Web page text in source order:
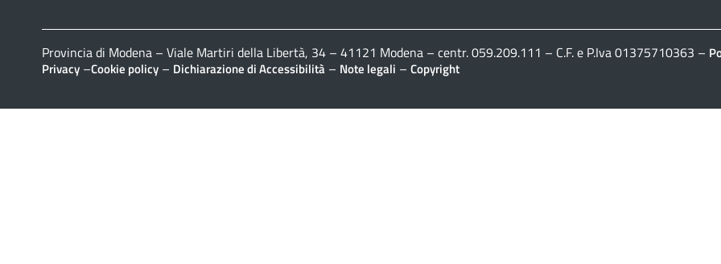
Provincia di Modena – Viale Martiri della Libertà, 34 – 41121 Modena – centr. 059.209.111 – C.F. e P.Iva 01375710363 –
Privacy –Cookie policy – Dichiarazione di Accessibilità – Note legali – Copyright